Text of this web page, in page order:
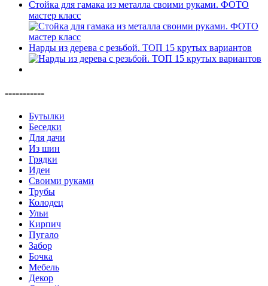
Стойка для гамака из металла своими руками. ФОТО
мастер класс
Нарды из дерева с резьбой. ТОП 15 крутых вариантов
-----------
Бутылки
Беседки
Для дачи
Из шин
Грядки
Идеи
Своими руками
Трубы
Колодец
Ульи
Кирпич
Пугало
Забор
Бочка
Мебель
Декор